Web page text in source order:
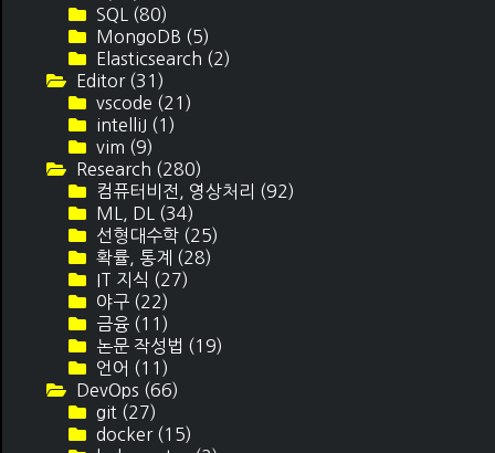
SQL (80)
MongoDB (5)
Elasticsearch (2)
Editor (31)
vscode (21)
intelliJ (1)
vim (9)
Research (280)
컴퓨터비전, 영상처리 (92)
ML, DL (34)
선형대수학 (25)
확률, 통계 (28)
IT 지식 (27)
야구 (22)
금융 (11)
논문 작성법 (19)
언어 (11)
DevOps (66)
git (27)
docker (15)